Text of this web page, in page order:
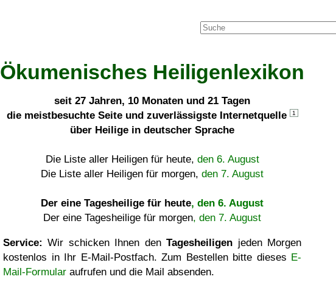
Ökumenisches Heiligenlexikon
seit 27 Jahren, 10 Monaten und 21 Tagen
die meistbesuchte Seite und zuverlässigste Internetquelle
1
über Heilige in deutscher Sprache
Die Liste aller Heiligen für heute, den 6. August
Die Liste aller Heiligen für morgen, den 7. August
Der eine Tagesheilige für heute, den 6. August
Der eine Tagesheilige für morgen, den 7. August
Service: Wir schicken Ihnen denTagesheiligen jeden Morgen
kostenlos in Ihr E-Mail-Postfach. Zum Bestellen bitte dieses E-
Mail-Formular aufrufen und die Mail absenden.